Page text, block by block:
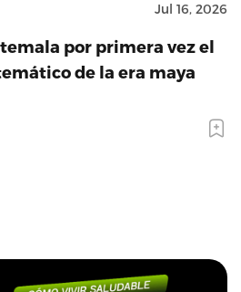
Jul 16, 2026
por primera vez el
de la era maya